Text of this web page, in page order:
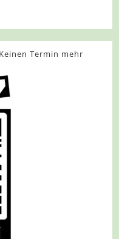
Termin mehr